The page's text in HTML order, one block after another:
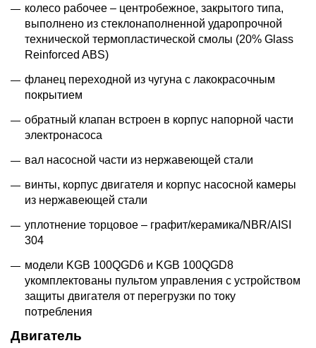
колесо рабочее – центробежное, закрытого типа,
выполнено из стеклонаполненной ударопрочной
технической термопластической смолы (20% Glass
Reinforced ABS)
фланец переходной из чугуна с лакокрасочным
покрытием
обратный клапан встроен в корпус напорной части
электронасоса
вал насосной части из нержавеющей стали
винты, корпус двигателя и корпус насосной камеры
из нержавеющей стали
уплотнение торцовое – графит/керамика/NBR/AISI
304
модели KGB 100QGD6 и KGB 100QGD8
укомплектованы пультом управления с устройством
защиты двигателя от перегрузки по току
потребления
Двигатель